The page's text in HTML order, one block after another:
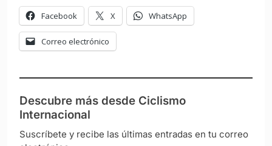
Facebook X WhatsApp
Correo electrónico
Descubre más desde Ciclismo
Internacional
Suscríbete y recibe las últimas entradas en tu correo